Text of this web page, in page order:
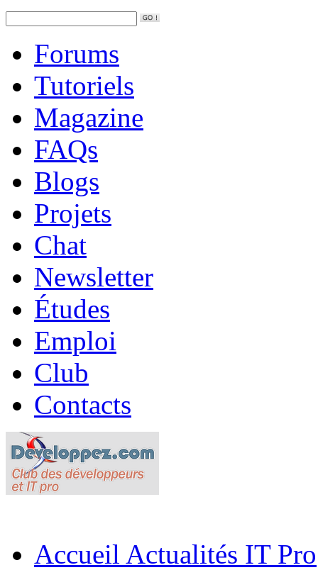
Forums
Tutoriels
Magazine
FAQs
Blogs
Projets
Chat
Newsletter
Études
Emploi
Club
Contacts
Accueil Actualités IT Pro